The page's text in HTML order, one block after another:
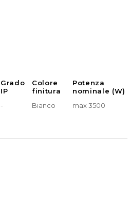
Grado
IP
Colore
finitura
Potenza
nominale (W)
- Bianco max 3500